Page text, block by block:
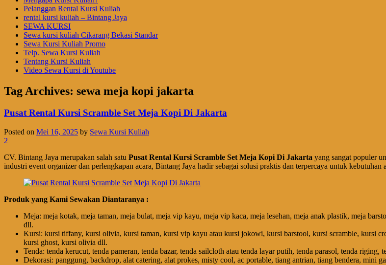
Pelanggan Rental Kursi Kuliah
rental kursi kuliah – Bintang Jaya
SEWA KURSI
Sewa kursi kuliah Cikarang Bekasi Standar
Sewa Kursi Kuliah Promo
Telp. Sewa Kursi Kuliah
Tentang Kursi Kuliah
Video Sewa Kursi di Youtube
Tag Archives: sewa meja kopi jakarta
Pusat Rental Kursi Scramble Set Meja Kopi Di Jakarta
Posted on Mei 16, 2025 by Sewa Kursi Kuliah
2
CV. Bintang Jaya merupakan salah satu Pusat Rental Kursi Scramble Set Meja Kopi Di Jakarta yang sangat populer
industri event organizer dan perlengkapan acara, Bintang Jaya hadir sebagai solusi praktis dan terpercaya untuk kebutuhan
Produk yang Kami Sewakan Diantaranya :
Meja: meja kotak, meja taman, meja bulat, meja vip kayu, meja vip kaca, meja lesehan, meja anak plastik, meja
dll.
Kursi: kursi tiffany, kursi olivia, kursi taman, kursi vip kayu atau kursi jokowi, kursi barstool, kursi scramble, kursi
kursi ghost, kursi olivia dll.
Tenda: tenda kerucut, tenda pameran, tenda bazar, tenda sailcloth atau tenda layar putih, tenda parasol, tenda
Dekorasi: panggung, backdrop, alat catering, alat prokes, misty cool, ac portable, tiang antrian, tiang bendera, mini